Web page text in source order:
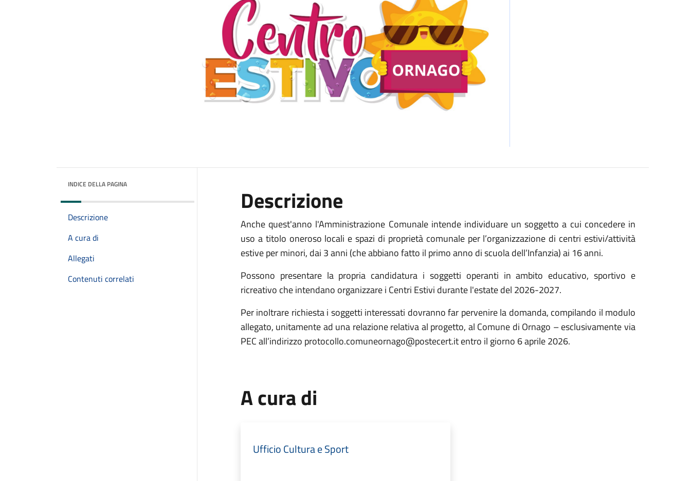
INDICE DELLA PAGINA
Descrizione
A cura di
Allegati
Contenuti correlati
Descrizione
Anche quest'anno l'Amministrazione Comunale intende individuare un soggetto a cui concedere in
uso a titolo oneroso locali e spazi di proprietà comunale per l’organizzazione di centri estivi/attività
estive per minori, dai 3 anni (che abbiano fatto il primo anno di scuola dell’Infanzia) ai 16 anni.
Possono presentare la propria candidatura i soggetti operanti in ambito educativo, sportivo e
ricreativo che intendano organizzare i Centri Estivi durante l'estate del 2026-2027.
Per inoltrare richiesta i soggetti interessati dovranno far pervenire la domanda, compilando il modulo
allegato, unitamente ad una relazione relativa al progetto, al Comune di Ornago – esclusivamente via
PEC all’indirizzo protocollo.comuneornago@postecert.it entro il giorno 6 aprile 2026.
A cura di
Ufficio Cultura e Sport